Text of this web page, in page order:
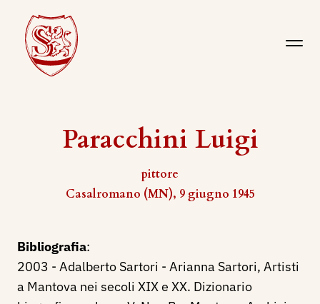
Paracchini Luigi
pittore
Casalromano (MN), 9 giugno 1945
Bibliografia:
2003 - Adalberto Sartori - Arianna Sartori, Artisti
a Mantova nei secoli XIX e XX. Dizionario